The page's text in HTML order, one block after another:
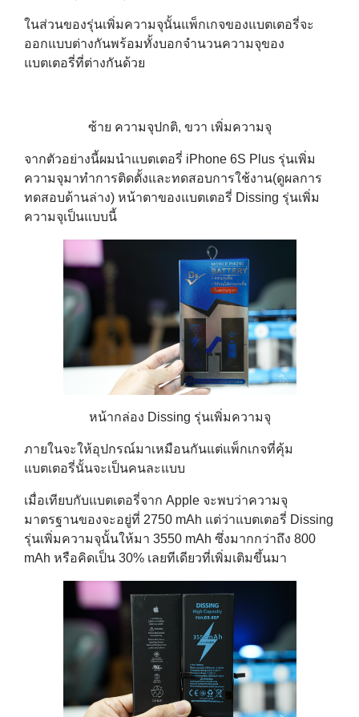
ในส่วนของรุ่นเพิ่มความจุนั้นแพ็กเกจของแบตเตอรี่จะ
ออกแบบต่างกันพร้อมทั้งบอกจำนวนความจุของ
แบตเตอรี่ที่ต่างกันด้วย
ซ้าย ความจุปกติ, ขวา เพิ่มความจุ
จากตัวอย่างนี้ผมนำแบตเตอรี่ iPhone 6S Plus รุ่นเพิ่ม
ความจุมาทำการติดตั้งและทดสอบการใช้งาน(ดูผลการ
ทดสอบด้านล่าง) หน้าตาของแบตเตอรี่ Dissing รุ่นเพิ่ม
ความจุเป็นแบบนี้
หน้ากล่อง Dissing รุ่นเพิ่มความจุ
ภายในจะให้อุปกรณ์มาเหมือนกันแต่แพ็กเกจที่คุ้ม
แบตเตอรี่นั้นจะเป็นคนละแบบ
เมื่อเทียบกับแบตเตอรี่จาก Apple จะพบว่าความจุ
มาตรฐานของจะอยู่ที่ 2750 mAh แต่ว่าแบตเตอรี่ Dissing
รุ่นเพิ่มความจุนั้นให้มา 3550 mAh ซึ่งมากกว่าถึง 800
mAh หรือคิดเป็น 30% เลยทีเดียวที่เพิ่มเติมขึ้นมา